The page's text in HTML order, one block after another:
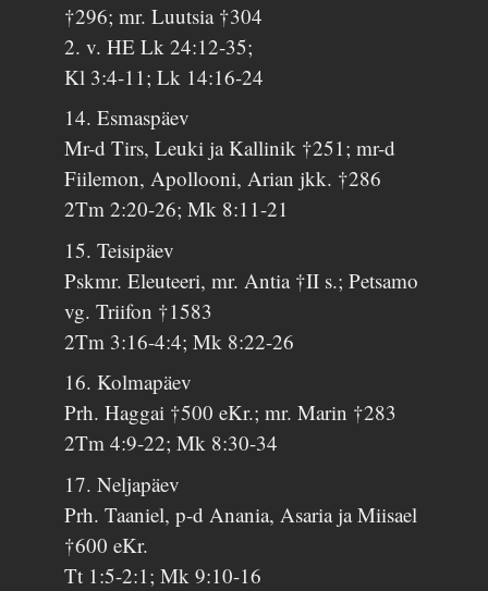
†296; mr. Luutsia †304
2. v. HE Lk 24:12-35;
Kl 3:4-11; Lk 14:16-24
14. Esmaspäev
Mr-d Tirs, Leuki ja Kallinik †251; mr-d
Fiilemon, Apollooni, Arian jkk. †286
2Tm 2:20-26; Mk 8:11-21
15. Teisipäev
Pskmr. Eleuteeri, mr. Antia †II s.; Petsamo
vg. Triifon †1583
2Tm 3:16-4:4; Mk 8:22-26
16. Kolmapäev
Prh. Haggai †500 eKr.; mr. Marin †283
2Tm 4:9-22; Mk 8:30-34
17. Neljapäev
Prh. Taaniel, p-d Anania, Asaria ja Miisael
†600 eKr.
Tt 1:5-2:1; Mk 9:10-16